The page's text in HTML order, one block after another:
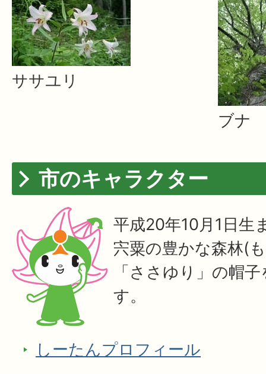
ササユリ
ブナ
市のキャラクター
平成20年10月1日生
宍粟の豊かな森林(
「ささゆり」の帽
す。
しーたんプロフィール